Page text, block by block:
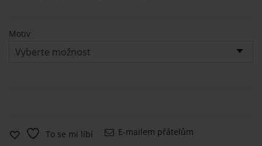
Motiv
To se mi líbí E-mailem přátelům